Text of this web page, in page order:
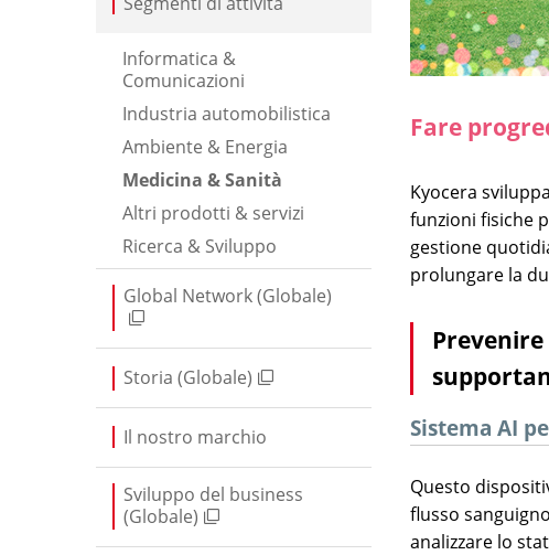
Fare
Kyocera
funzioni fisiche
gestione
prolungare la
Sistema AI
Questo
flusso
analizzare lo
Informatica &
Comunicazioni
Industria automobilistica
Ambiente & Energia
Medicina & Sanità
Altri prodotti & servizi
Ricerca & Sviluppo
Global Network (Globale)
Storia (Globale)
Il nostro marchio
Sviluppo del business
(Globale)